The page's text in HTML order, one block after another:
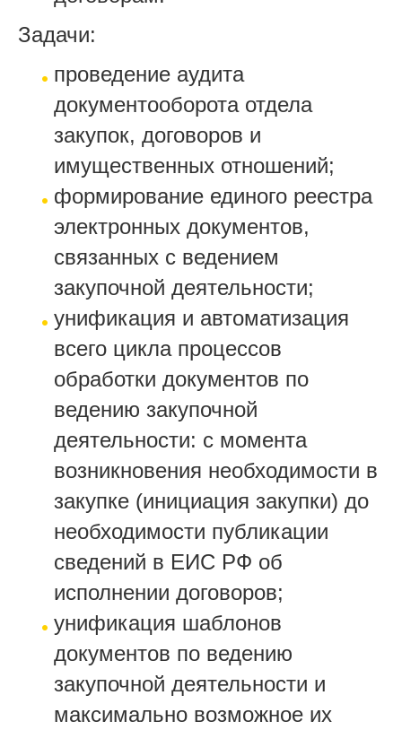
Задачи:
проведение аудита
документооборота отдела
закупок, договоров и
имущественных отношений;
формирование единого реестра
электронных документов,
связанных с ведением
закупочной деятельности;
унификация и автоматизация
всего цикла процессов
обработки документов по
ведению закупочной
деятельности: с момента
возникновения необходимости в
закупке (инициация закупки) до
необходимости публикации
сведений в ЕИС РФ об
исполнении договоров;
унификация шаблонов
документов по ведению
закупочной деятельности и
максимально возможное их